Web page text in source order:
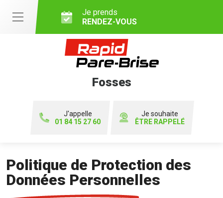
Je prends
RENDEZ-VOUS
Fosses
J'appelle
01 84 15 27 60
Je souhaite
ÊTRE RAPPELÉ
Politique de Protection des
Données Personnelles